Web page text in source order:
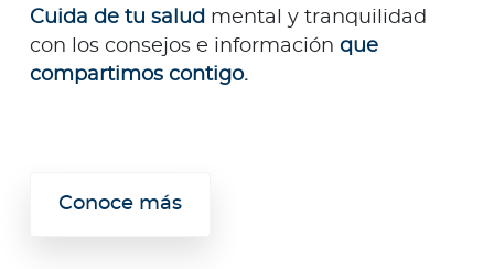
Cuida de tu salud mental y tranquilidad
con los consejos e información que
compartimos contigo.
Conoce más